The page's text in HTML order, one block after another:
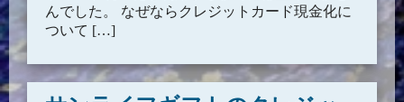
んでした。 なぜならクレジットカード現金化に
ついて […]